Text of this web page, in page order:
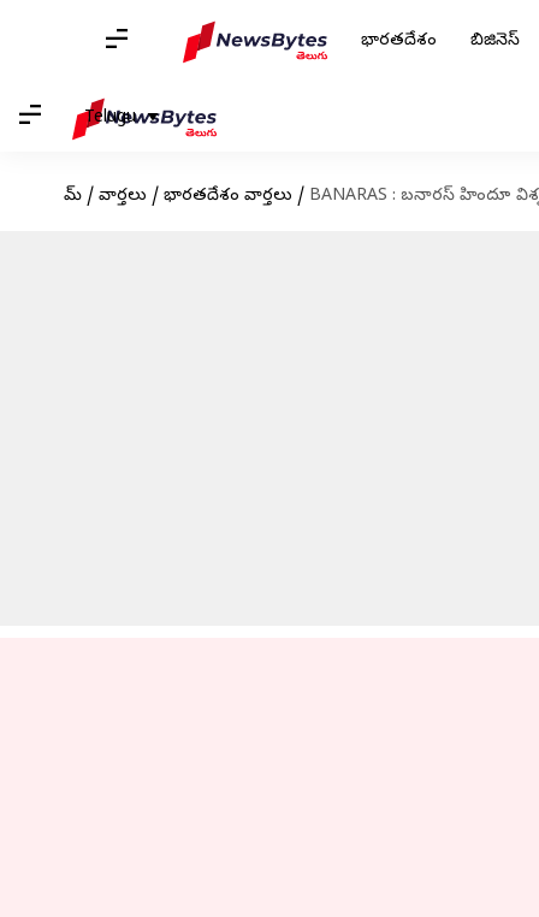
భారతదేశం బిజినెస్
Telugu
హోమ్ / వార్తలు / భారతదేశం వార్తలు / BANARAS : బనారస్‌ హిందూ